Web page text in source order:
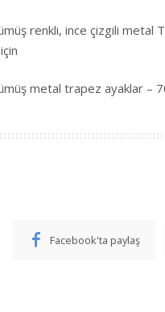
renkli, ince çizgili metal
metal trapez ayaklar –
Facebook'ta paylaş